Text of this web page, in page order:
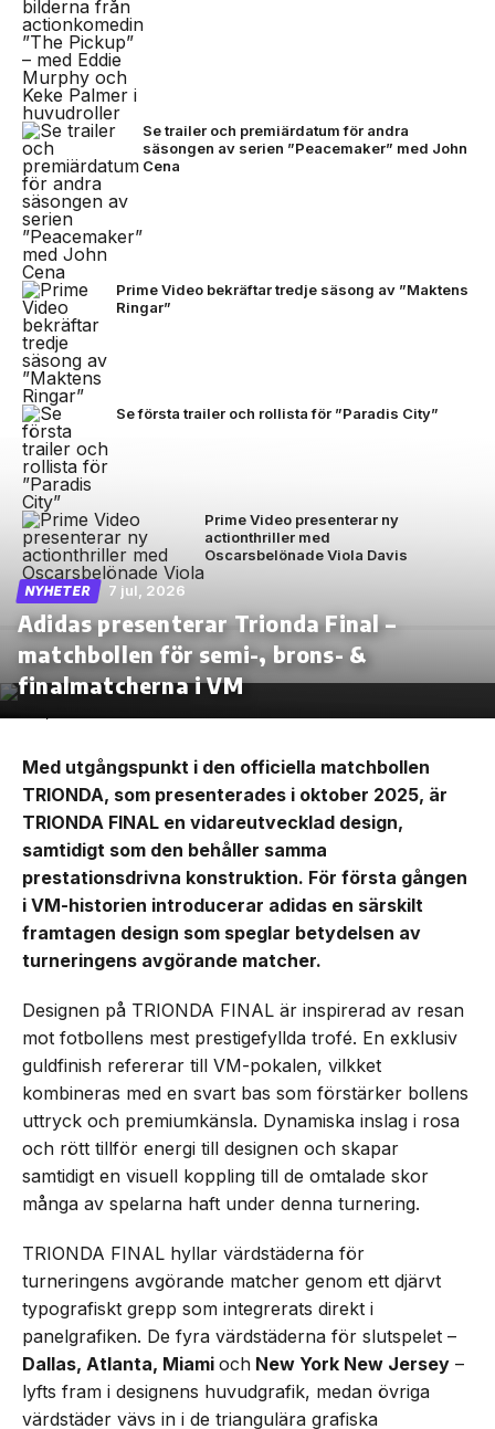
Se trailer och premiärdatum för andra
säsongen av serien ”Peacemaker” med John
Cena
Prime Video bekräftar tredje säsong av ”Maktens
Ringar”
Se första trailer och rollista för ”Paradis City”
Prime Video presenterar ny
actionthriller med
Oscarsbelönade Viola Davis
NYHETER 7 jul, 2026
Adidas presenterar Trionda Final –
matchbollen för semi-, brons- &
finalmatcherna i VM
Med utgångspunkt i den officiella matchbollen
TRIONDA, som presenterades i oktober 2025, är
TRIONDA FINAL en vidareutvecklad design,
samtidigt som den behåller samma
prestationsdrivna konstruktion. För första gången
i VM-historien introducerar adidas en särskilt
framtagen design som speglar betydelsen av
turneringens avgörande matcher.
Designen på TRIONDA FINAL är inspirerad av resan
mot fotbollens mest prestigefyllda trofé. En exklusiv
guldfinish refererar till VM-pokalen, vilkket
kombineras med en svart bas som förstärker bollens
uttryck och premiumkänsla. Dynamiska inslag i rosa
och rött tillför energi till designen och skapar
samtidigt en visuell koppling till de omtalade skor
många av spelarna haft under denna turnering.
TRIONDA FINAL hyllar värdstäderna för
turneringens avgörande matcher genom ett djärvt
typografiskt grepp som integrerats direkt i
panelgrafiken. De fyra värdstäderna för slutspelet –
Dallas, Atlanta, Miami och New York New Jersey –
lyfts fram i designens huvudgrafik, medan övriga
värdstäder vävs in i de triangulära grafiska